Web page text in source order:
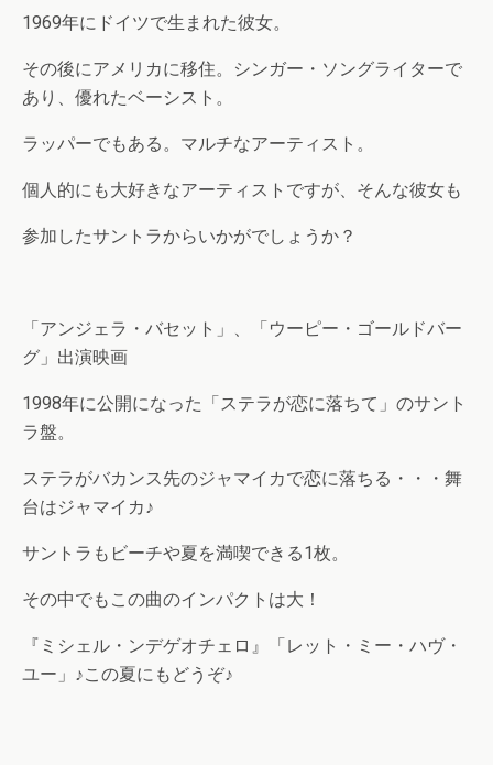
1969年にドイツで生まれた彼女。
その後にアメリカに移住。シンガー・ソングライターで
あり、優れたベーシスト。
ラッパーでもある。マルチなアーティスト。
個人的にも大好きなアーティストですが、そんな彼女も
参加したサントラからいかがでしょうか？
「アンジェラ・バセット」、「ウーピー・ゴールドバー
グ」出演映画
1998年に公開になった「ステラが恋に落ちて」のサント
ラ盤。
ステラがバカンス先のジャマイカで恋に落ちる・・・舞
台はジャマイカ♪
サントラもビーチや夏を満喫できる1枚。
その中でもこの曲のインパクトは大！
『ミシェル・ンデゲオチェロ』「レット・ミー・ハヴ・
ユー」♪この夏にもどうぞ♪